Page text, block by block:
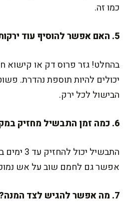
כמו זה.
5. האם אפשר להוסיף עוד ירקות למנה?
בהחלט! גזר פרוס דק או קישוא
יכולים להיות תוספת נהדרת.
הבישול לכל ירק.
6. כמה זמן התבשיל מחזיק במקרר?
התבשיל
אפשר גם לחמם שוב על אש
7. מה אפשר להגיש לצד המנה?